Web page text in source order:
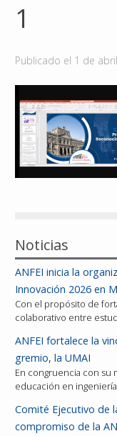
Reconocimientos
Publicaciones
Afiliación
1
Publicado el 1 de
Noticias
ANFEI inicia la
Innovación 2026 en
Con el propósito de
colaborativo entre
ANFEI fortalece la
gremio, la UMAI
En congruencia con su
educación en
Comité Ejecutivo de
compromiso de la